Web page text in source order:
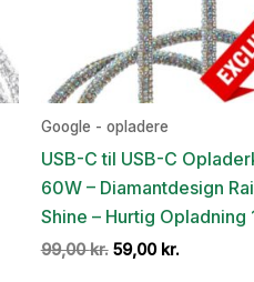
Google - opladere
USB-C til USB-C
60W – Diamantdesign
Shine – Hurtig Opladning
99,00kr. Den
59,00 kr.Den